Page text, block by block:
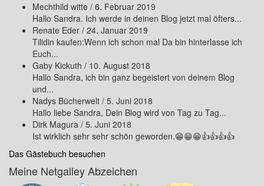
Mechthild witte / 6. Februar 2019
Hallo Sandra. Ich werde in deinen Blog jetzt mal öfters...
Renate Eder / 24. Januar 2019
Tilidin kaufen:Wenn ich schon mal Da bin hinterlasse ich
Euch...
Gaby Kickuth / 10. August 2018
Hallo Sandra, ich bin ganz begeistert von deinem Blog
und...
Nadys Bücherwelt / 5. Juni 2018
Hallo liebe Sandra, Dein Blog wird von Tag zu Tag...
Dirk Magura / 5. Juni 2018
Ist wirklich sehr sehr schön geworden.😁😁😁👍👍👍👍
Das Gästebuch besuchen
Meine Netgalley Abzeichen